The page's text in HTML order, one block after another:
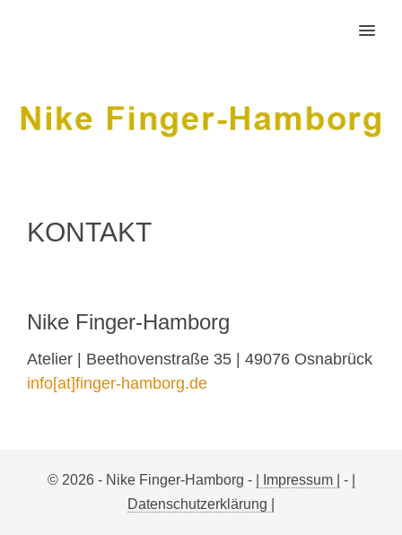
MENU
KONTAKT
Nike Finger-Hamborg
Atelier | Beethovenstraße 35 | 49076 Osnabrück
info[at]finger-hamborg.de
© 2026 - Nike Finger-Hamborg - | Impressum | -
Datenschutzerklärung |